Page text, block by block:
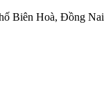
Biên Hoà, Đồng Nai